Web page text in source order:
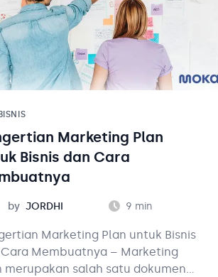
Marketing Plan
Bisnis dan Cara
by JORDHI 9 min
Marketing Plan untuk Bisnis
Membuatnya – Marketing
merupakan salah satu dokumen